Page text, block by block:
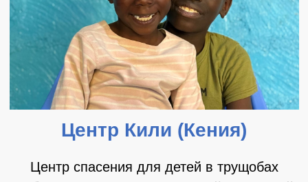
Центр спасения детей в беднейшей стране
Добрый дом Бурунди –